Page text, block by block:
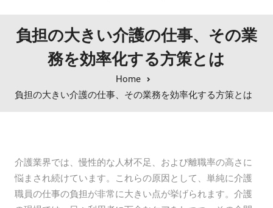
負担の大きい介護の仕事、その業
務を効率化する方策とは
Home
負担の大きい介護の仕事、その業務を効率化する方策とは
介護業界では、慢性的な人材不足、および離職率の高さに
悩まされ続けています。これらの原因として、単純に介護
職員の仕事の負担が非常に大きい点が挙げられます。介護